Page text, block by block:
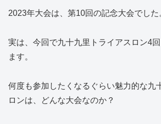
2023年大会は、第10回の記念大会でした
実は、今回で九十九里トライアスロン4
ます。
何度も参加したくなるぐらい魅力的な九
ロンは、どんな大会なのか？